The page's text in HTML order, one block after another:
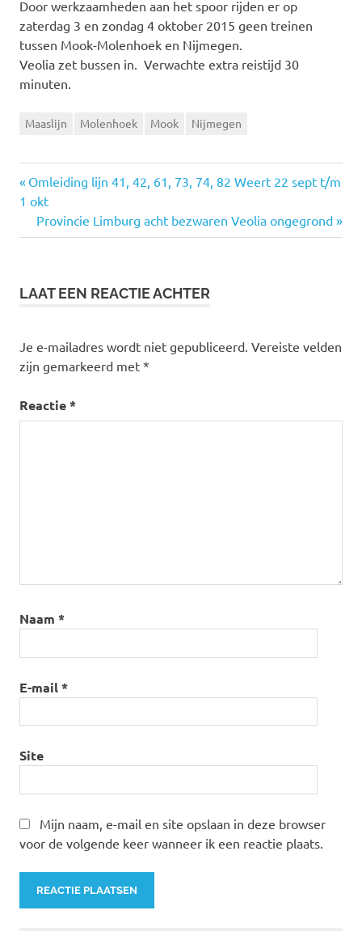
Door werkzaamheden aan het spoor rijden er op
zaterdag 3 en zondag 4 oktober 2015 geen treinen
tussen Mook-Molenhoek en Nijmegen.
Veolia zet bussen in. Verwachte extra reistijd 30
minuten.
Maaslijn Molenhoek Mook Nijmegen
Bericht
navigatie
Vorige
bericht:
Omleiding lijn 41, 42, 61, 73, 74, 82 Weert 22 sept t/m
1 okt
Volgende
bericht:
Provincie Limburg acht bezwaren Veolia ongegrond
LAAT EEN REACTIE ACHTER
Je e-mailadres wordt niet gepubliceerd. Vereiste velden
zijn gemarkeerd met *
Reactie*
Naam *
E-mail*
Site
Mijn naam, e-mail en site opslaan in deze browser
voor de volgende keer wanneer ik een reactie plaats.